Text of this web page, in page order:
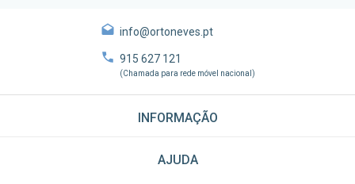
info@ortoneves.pt
915 627 121
(Chamada para rede móvel nacional)
INFORMAÇÃO
AJUDA